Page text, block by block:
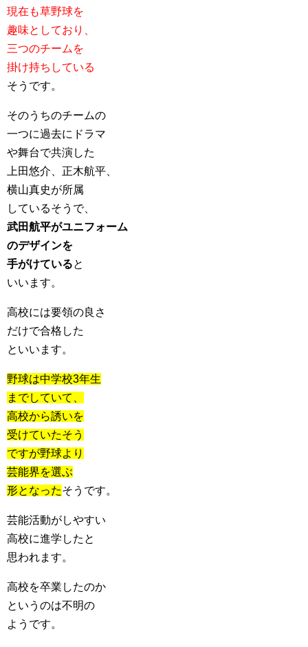
現在も草野球を
趣味としており、
三つのチームを
掛け持ちしている
そうです。
そのうちのチームの
一つに過去にドラマ
や舞台で共演した
上田悠介、正木航平、
横山真史が所属
しているそうで、
武田航平がユニフォーム
のデザインを
手がけていると
いいます。
高校には要領の良さ
だけで合格した
といいます。
野球は中学校3年生
までしていて、
高校から誘いを
受けていたそう
ですが野球より
芸能界を選ぶ
形となったそうです。
芸能活動がしやすい
高校に進学したと
思われます。
高校を卒業したのか
というのは不明の
ようです。